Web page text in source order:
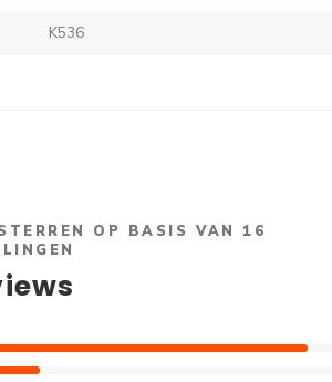
K536
OP BASIS VAN 16